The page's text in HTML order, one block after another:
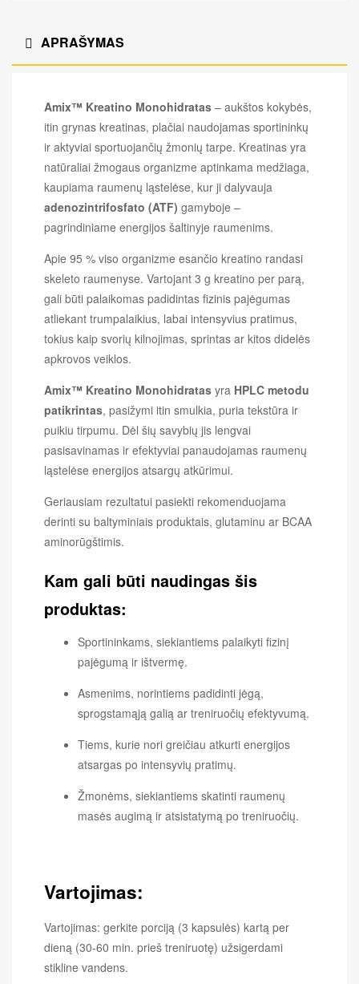
APRAŠYMAS
Amix™ Kreatino Monohidratas – aukštos kokybės,
itin grynas kreatinas, plačiai naudojamas sportininkų
ir aktyviai sportuojančių žmonių tarpe. Kreatinas yra
natūraliai žmogaus organizme aptinkama medžiaga,
kaupiama raumenų ląstelėse, kur ji dalyvauja
adenozintrifosfato (ATF) gamyboje –
pagrindiniame energijos šaltinyje raumenims.
Apie 95 % viso organizme esančio kreatino randasi
skeleto raumenyse. Vartojant 3 g kreatino per parą,
gali būti palaikomas padidintas fizinis pajėgumas
atliekant trumpalaikius, labai intensyvius pratimus,
tokius kaip svorių kilnojimas, sprintas ar kitos didelės
apkrovos veiklos.
Amix™ Kreatino Monohidratas yra HPLC metodu
patikrintas, pasižymi itin smulkia, puria tekstūra ir
puikiu tirpumu. Dėl šių savybių jis lengvai
pasisavinamas ir efektyviai panaudojamas raumenų
ląstelėse energijos atsargų atkūrimui.
Geriausiam rezultatui pasiekti rekomenduojama
derinti su baltyminiais produktais, glutaminu ar BCAA
aminorūgštimis.
Kam gali būti naudingas šis
produktas:
Sportininkams, siekiantiems palaikyti fizinį
pajėgumą ir ištvermę.
Asmenims, norintiems padidinti jėgą,
sprogstamąją galią ar treniruočių efektyvumą.
Tiems, kurie nori greičiau atkurti energijos
atsargas po intensyvių pratimų.
Žmonėms, siekiantiems skatinti raumenų
masės augimą ir atsistatymą po treniruočių.
Vartojimas:
Vartojimas: gerkite porciją (3 kapsulės) kartą per
dieną (30-60 min. prieš treniruotę) užsigerdami
stikline vandens.